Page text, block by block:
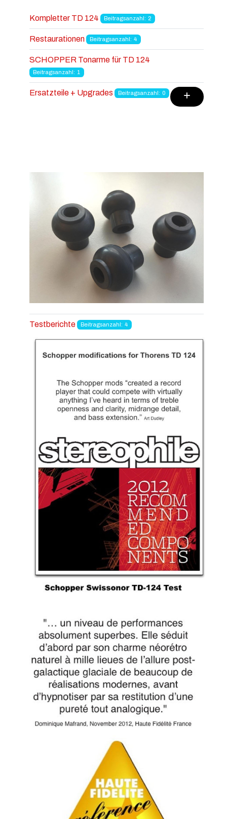
Kompletter TD 124 Beitragsanzahl: 2
Restaurationen Beitragsanzahl: 4
SCHOPPER Tonarme für TD 124
Beitragsanzahl: 1
Ersatzteile + Upgrades Beitragsanzahl: 0
Testberichte Beitragsanzahl: 4